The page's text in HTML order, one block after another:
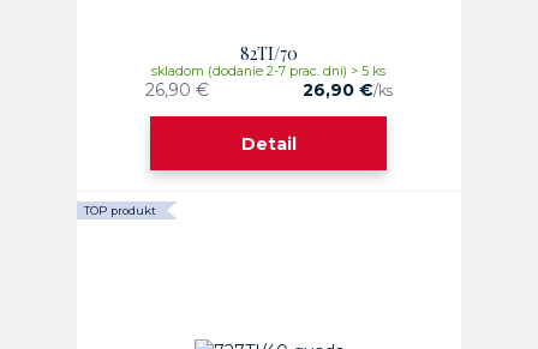
82TI/70
26,90 € 26,90 €/ks
skladom (dodanie 2-7 prac. dni) > 5 ks
Detail
TOP produkt